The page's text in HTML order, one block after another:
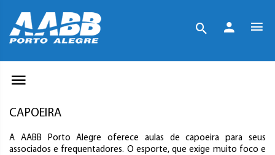
CAPOEIRA
A AABB Porto Alegre oferece aulas de capoeira para seus
associados e frequentadores. O esporte, que exige muito foco e